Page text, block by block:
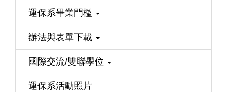
運保系畢業門檻
辦法與表單下載
國際交流/雙聯學位
運保系活動照片